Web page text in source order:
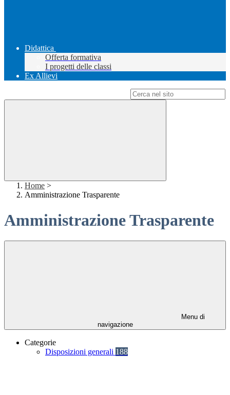
Didattica
Offerta formativa
I progetti delle classi
Ex Allievi
Home >
Amministrazione Trasparente
Amministrazione Trasparente
Menu di
navigazione
Categorie
Disposizioni generali 188